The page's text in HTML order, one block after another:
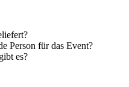
Person für das Event?
es?